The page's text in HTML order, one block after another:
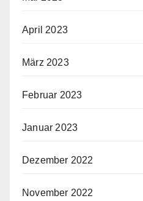
April 2023
März 2023
Februar 2023
Januar 2023
Dezember 2022
November 2022